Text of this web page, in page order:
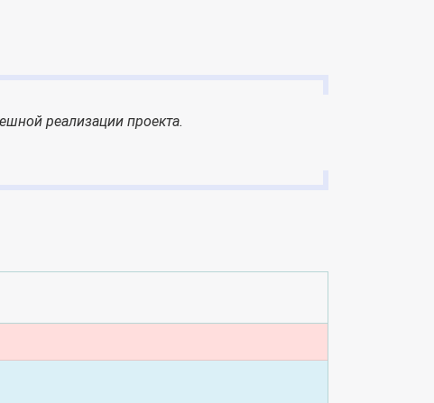
реализации проекта.